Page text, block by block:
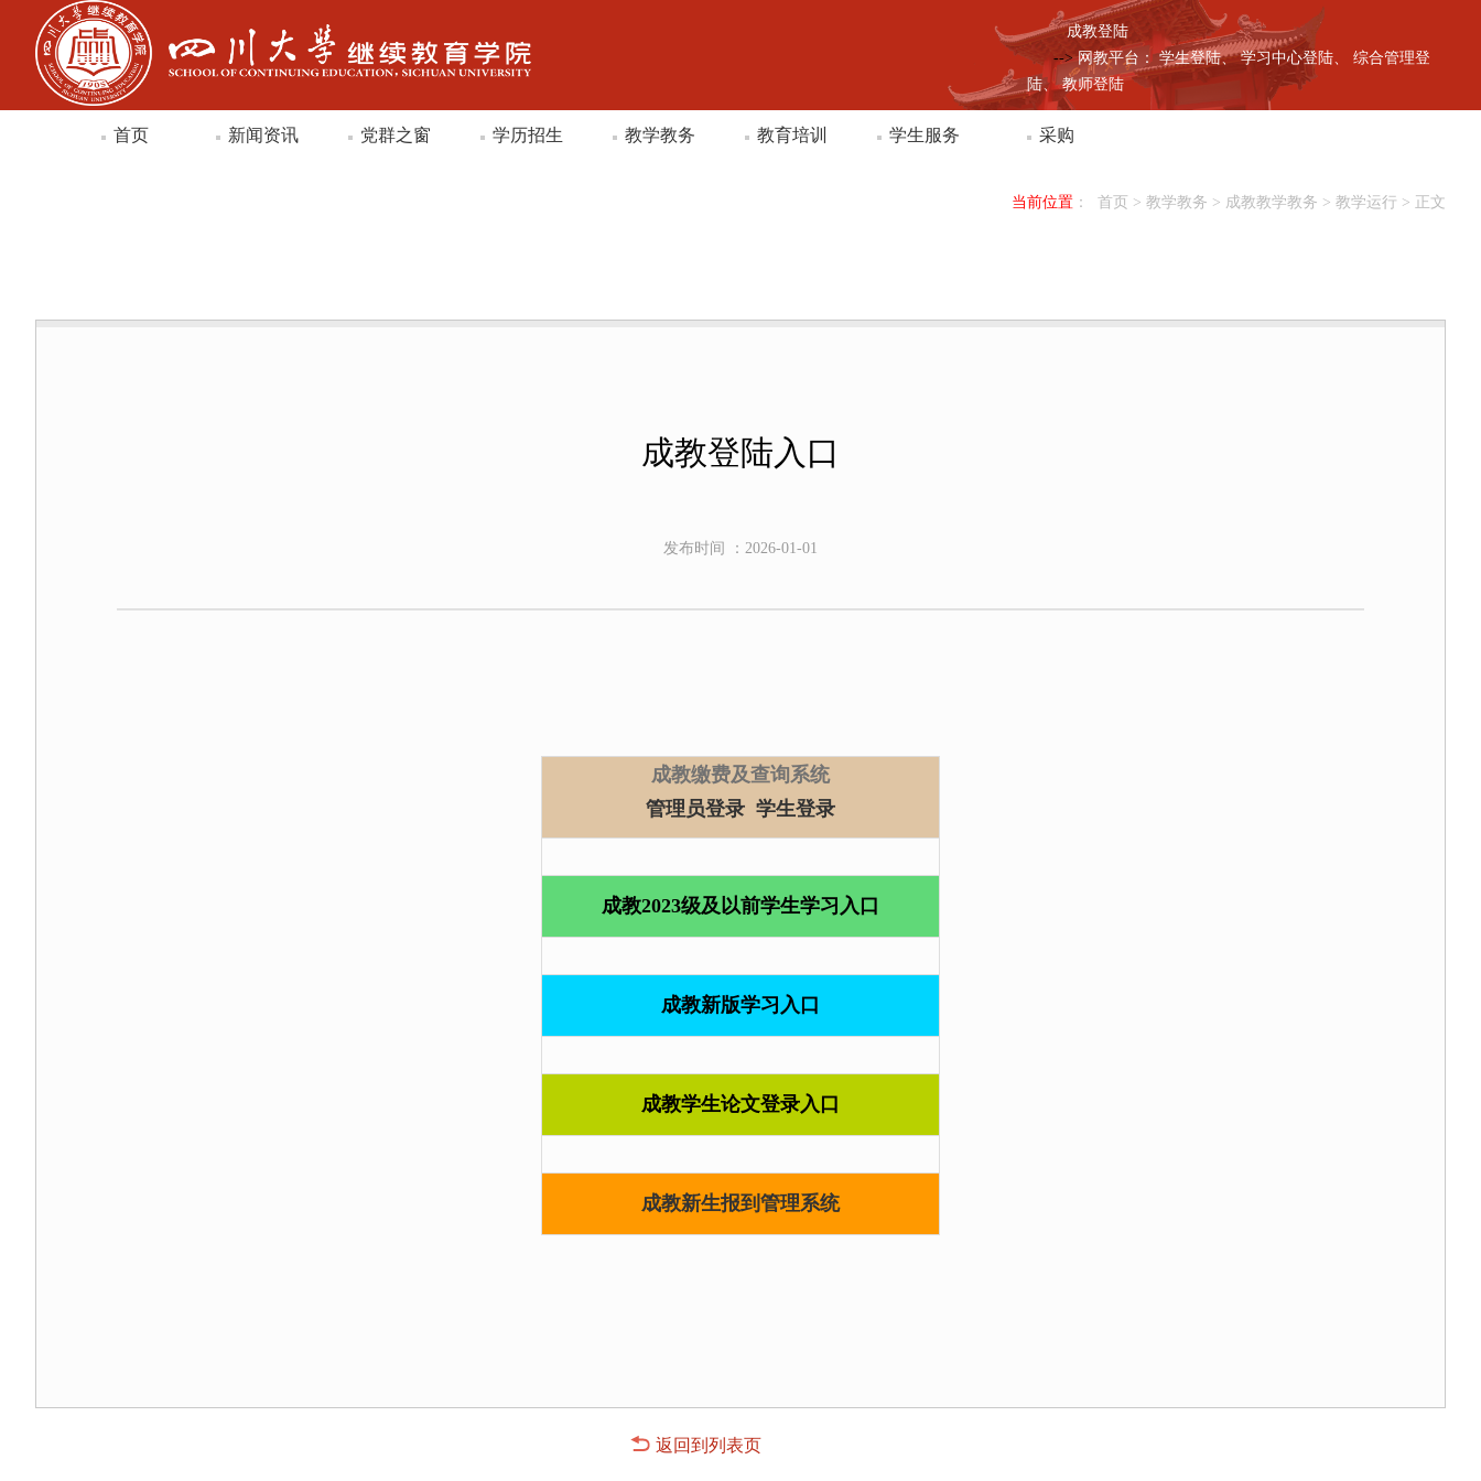
成教登陆
-->网教平台： 学生登陆、 学习中心登陆、
综合管理登
陆、 教师登陆
首页 新闻资讯 党群之窗 学历招生 教学教务 教育培训 学生服务 采购
当前位置 ： 首页 > 教学教务 > 成教教学教务 > 教学运行 > 正文
成教登陆入口
发布时间 ：2026-01-01
成教缴费及查询系统
管理员登录 学生登录
成教2023级及以前学生学习入口
成教新版学习入口
成教学生论文登录入口
成教新生报到管理系统
返回到列表页